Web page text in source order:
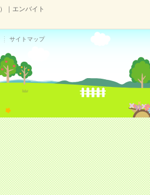
｜エンバイト
サイトマップ